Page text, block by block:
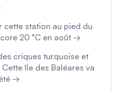
cette station au pied du
20 °C en août →
criques turquoise et
île des Baléares va
→